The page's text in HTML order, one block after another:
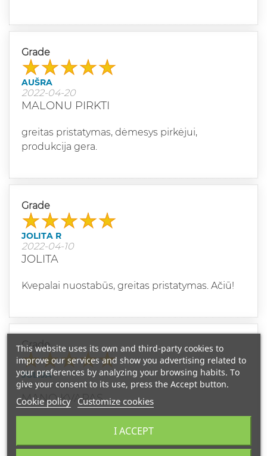
Grade
AUŠRA
2022-04-20
MALONU PIRKTI
greitas pristatymas, dėmesys pirkėjui,
produkcija gera.
Grade
JOLITA R
2022-04-10
JOLITA
Kvepalai nuostabūs, greitas pristatymas. Ačiū!
Grade
JULIJA
2022-03-30
MANO KVAPAS
pirkau tik is aprasymo ir neprasoviau, kvapas
This website uses its own and third-party cookies to
improve our services and show you advertising related to
your preferences by analyzing your browsing habits. To
give your consent to its use, press the Accept button.
Cookie policy Customize cookies
I ACCEPT